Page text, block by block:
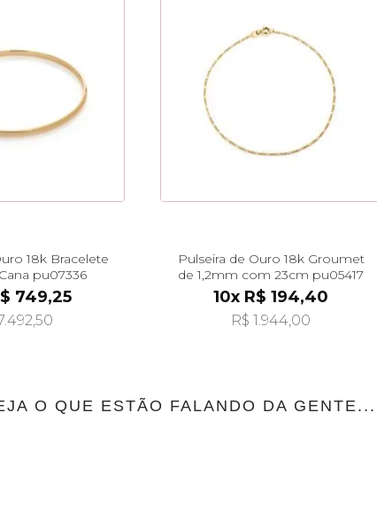
18k Bracelete
pu07336
749,25
Pulseira de Ouro 18k Groumet
de 1,2mm com 23cm pu05417
10x R$ 194,40
R$ 1.944,00
O QUE ESTÃO FALANDO DA GENTE...